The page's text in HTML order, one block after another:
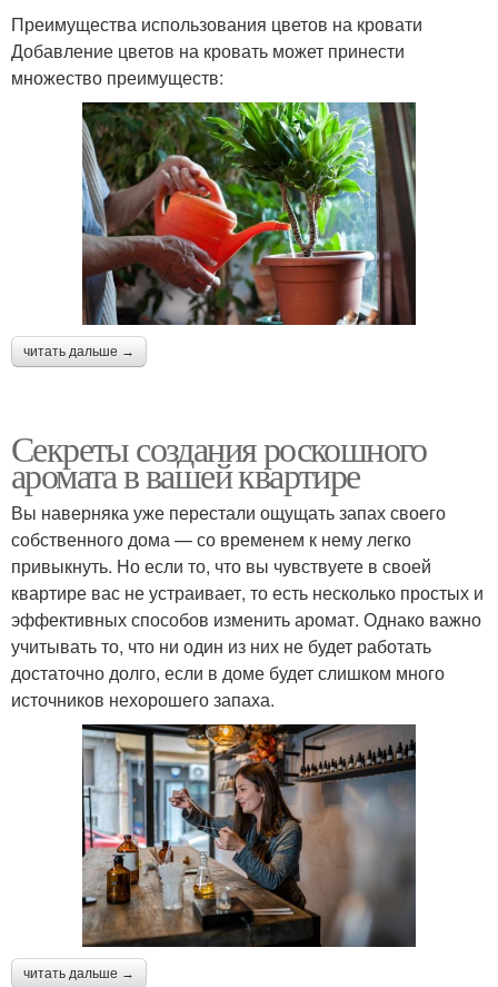
Преимущества использования цветов на кровати
Добавление цветов на кровать может принести
множество преимуществ:
читать дальше →
Секреты создания роскошного
аромата в вашей квартире
Вы наверняка уже перестали ощущать запах своего
собственного дома — со временем к нему легко
привыкнуть. Но если то, что вы чувствуете в своей
квартире вас не устраивает, то есть несколько простых и
эффективных способов изменить аромат. Однако важно
учитывать то, что ни один из них не будет работать
достаточно долго, если в доме будет слишком много
источников нехорошего запаха.
читать дальше →